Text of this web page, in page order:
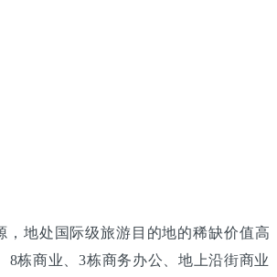
地处国际级旅游目的地的稀缺价值高
8栋商业、3栋商务办公、地上沿街商业